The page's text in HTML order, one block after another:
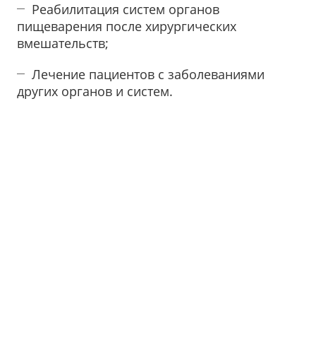
Реабилитация систем органов
пищеварения после хирургических
вмешательств;
Лечение пациентов с заболеваниями
других органов и систем.